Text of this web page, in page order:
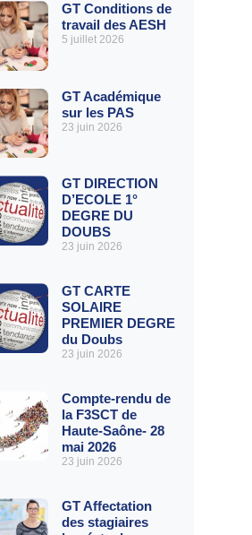
GT Conditions de
travail des AESH
5 juillet 2026
GT Académique
sur les PAS
23 juin 2026
GT DIRECTION
D’ECOLE 1°
DEGRE DU
DOUBS
23 juin 2026
GT CARTE
SOLAIRE
PREMIER DEGRE
du Doubs
23 juin 2026
Compte-rendu de
la F3SCT de
Haute-Saône- 28
mai 2026
23 juin 2026
GT Affectation
des stagiaires